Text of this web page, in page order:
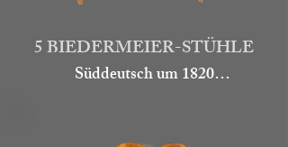
12.000.-
Art. w197
5 BIEDERMEIER-STÜHLE
Süddeutsch um 1820